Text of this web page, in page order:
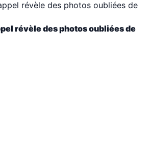
révèle des photos oubliées de